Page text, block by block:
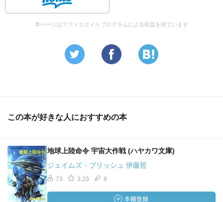
本ページはアフィリエイトプログラムによる収益を得ています
この本が好きな人におすすめの本
地球上陸命令 宇宙大作戦 (ハヤカワ文庫)
ジェイムズ・ブリッシュ 伊藤哲
73 3.23 8